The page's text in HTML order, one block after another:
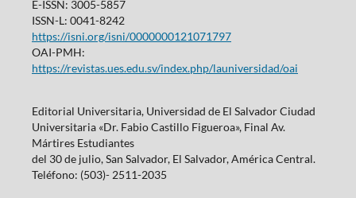
E-ISSN: 3005-5857
ISSN-L: 0041-8242
https://isni.org/isni/0000000121071797
OAI-PMH:
https://revistas.ues.edu.sv/index.php/launiversidad/oai
Editorial Universitaria, Universidad de El Salvador Ciudad
Universitaria «Dr. Fabio Castillo Figueroa», Final Av.
Mártires Estudiantes
del 30 de julio, San Salvador, El Salvador, América Central.
Teléfono: (503)- 2511-2035